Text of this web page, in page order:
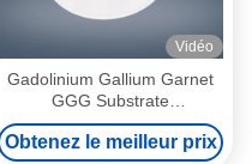
Vidéo
Gadolinium Gallium Garnet
GGG Substrate
monocristallin pour le film
YIG et le film BIG
Obtenez le meilleur prix